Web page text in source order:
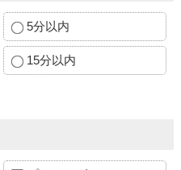
5分以内
15分以内